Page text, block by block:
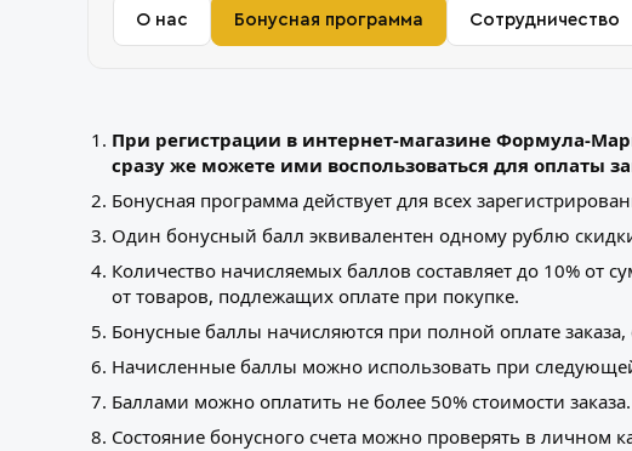
О нас Бонусная программа Сотрудничество
При регистрации в интернет-магазине Формула-
сразу же можете ими воспользоваться для оплаты
Бонусная программа действует для всех
Один бонусный балл эквивалентен одному рублю
Количество начисляемых баллов составляет до 10% от
от товаров, подлежащих оплате при покупке.
Бонусные баллы начисляются при полной оплате
Начисленные баллы можно использовать при
Баллами можно оплатить не более 50% стоимости заказа.
Состояние бонусного счета можно проверять в личном